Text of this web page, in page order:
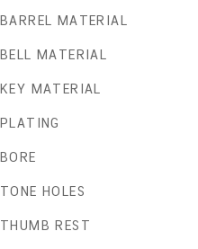
BARREL MATERIAL
BELL MATERIAL
KEY MATERIAL
PLATING
BORE
TONE HOLES
THUMB REST